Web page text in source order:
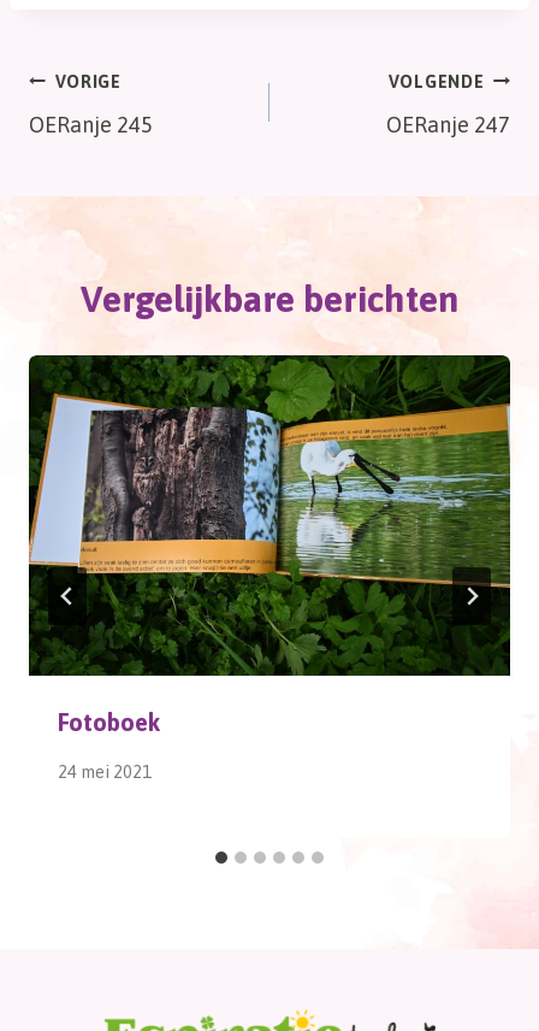
Bericht
navigatie
VORIGE
OERanje 245
VOLGENDE
OERanje 247
Vergelijkbare berichten
Fotoboek
24 mei 2021